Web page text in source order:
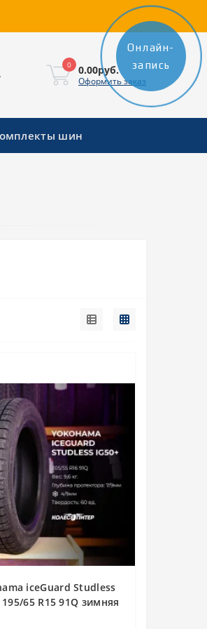
0 0.00руб.
Оформить заказ
шин
iceGuard Studless
195/65 R15 91Q зимняя
Онлайн-
запись